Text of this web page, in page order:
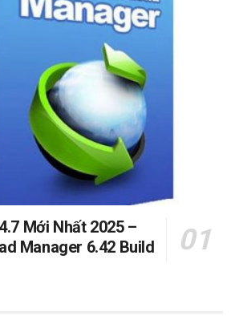
Mới Nhất 2025 –
Manager 6.42 Build